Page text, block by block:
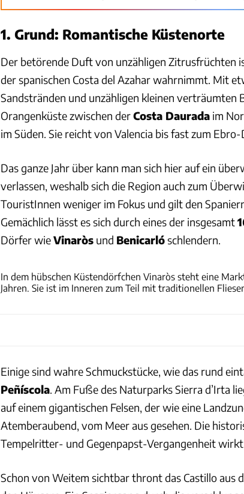
1. Grund: Romantische Küstenorte
Der betörende Duft von unzähligen Zitrusfrüchten
der spanischen Costa del Azahar wahrnimmt. Mit
Sandstränden und unzähligen kleinen verträumten
Orangenküste zwischen derCosta Daurada im
im Süden. Sie reicht von Valencia bis fast zum Ebro-
Das ganze Jahr über kann man sich hier auf ein
verlassen, weshalb sich die Region auch zum
TouristInnen weniger im Fokus und gilt den
Gemächlich lässt es sich durch eines der insgesamt
Dörfer wieVinaròs und Benicarlóschlendern.
In dem hübschen Küstendörfchen Vinaròs steht eine
Jahren. Sie ist im Inneren zum Teil mit traditionellen
Einige sind wahre Schmuckstücke, wie das rund
Peñíscola . Am Fuße des Naturparks Sierra d’Irta
auf einem gigantischen Felsen, der wie eine
Atemberaubend, vom Meer aus gesehen. Die
Tempelritter- und Gegenpapst-Vergangenheit wirkt
Schon von Weitem sichtbar thront das Castillo aus